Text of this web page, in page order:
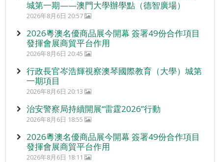
城第一期——澳門大學辦學點（德智廣場）
2026年8月6日 20:57
2026粵澳名優商品展今開幕 簽署49份合作項目
發揮會展商貿平台作用
2026年8月6日 20:45
行政長官岑浩輝視察澳琴國際教育（大學）城第
一期項目
2026年8月6日 20:13
治安警察局持續開展“雷霆2026”行動
2026年8月6日 18:55
2026粵澳名優商品展今開幕 簽署49份合作項目
發揮會展商貿平台作用
2026年8月6日 18:11